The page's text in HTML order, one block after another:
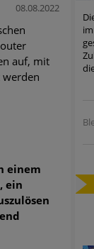
–
und Nutzer
08.08.2022
auf, mit
werden
einem
ein